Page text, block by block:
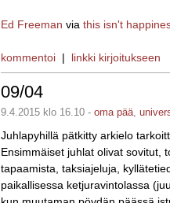
Ed Freeman via this isn't
kommentoi | linkki kirjoitukseen
09/04
9.4.2015 klo 16.10 - oma pää,
Juhlapyhillä pätkitty arkielo
Ensimmäiset juhlat olivat sovitut,
tapaamista, taksiajeluja,
paikallisessa ketjuravintolassa